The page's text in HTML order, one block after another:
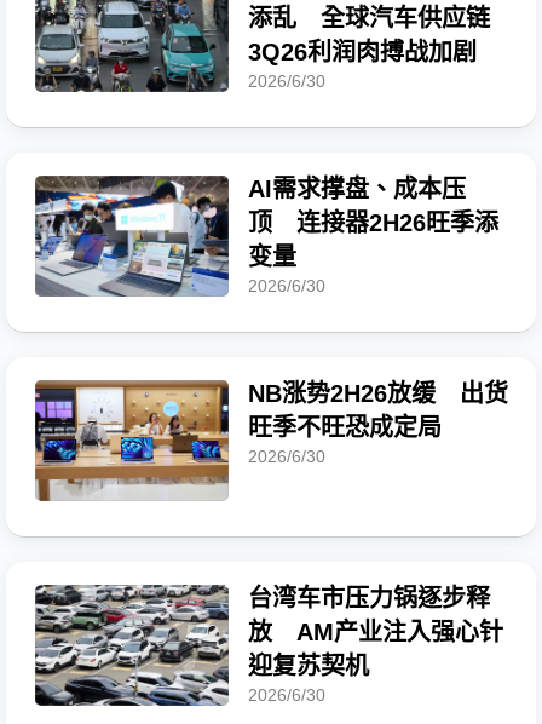
添乱 全球汽车供应链
3Q26利润肉搏战加剧
2026/6/30
AI需求撑盘、成本压
顶 连接器2H26旺季添
变量
2026/6/30
NB涨势2H26放缓 出货
旺季不旺恐成定局
2026/6/30
台湾车市压力锅逐步释
放 AM产业注入强心针
迎复苏契机
2026/6/30